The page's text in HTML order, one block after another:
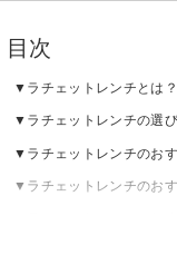
目次
ラチェットレンチとは？
ラチェットレンチの選
ラチェットレンチのお
ラチェットレンチのお